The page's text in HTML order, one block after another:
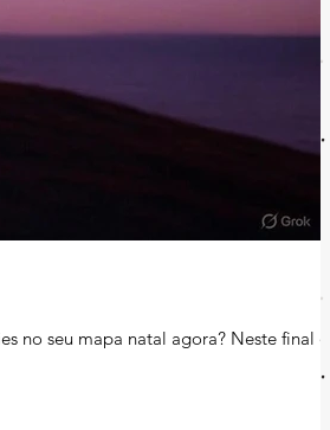
no seu mapa natal agora? Neste final de